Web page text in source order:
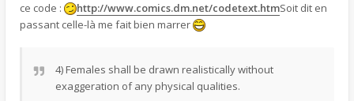
ce code :
http://www.comics.dm.net/codetext.htmSoit dit en
passant celle-là me fait bien marrer
4) Females shall be drawn realistically without
exaggeration of any physical qualities.